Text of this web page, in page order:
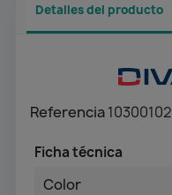
Detalles del producto
Referencia10300102
Ficha técnica
Color